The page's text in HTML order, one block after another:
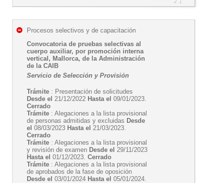
Procesos selectivos y de capacitación
Convocatoria de pruebas selectivas al
cuerpo auxiliar, por promoción interna
vertical, Mallorca, de la Administración
de la CAIB
Servicio de Selección y Provisión
Trámite : Presentación de solicitudes
Desde el 21/12/2022 Hasta el 09/01/2023.
Cerrado
Trámite : Alegaciones a la lista provisional
de personas admitidas y excluidas Desde
el 08/03/2023 Hasta el 21/03/2023.
Cerrado
Trámite : Alegaciones a la lista provisional
y revisión de examen Desde el 29/11/2023
Hasta el 01/12/2023. Cerrado
Trámite : Alegaciones a la lista provisional
de aprobados de la fase de oposición
Desde el 03/01/2024 Hasta el 05/01/2024.